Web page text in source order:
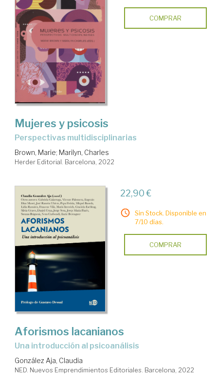
COMPRAR
Mujeres y psicosis
perspectivas multidisciplinarias
Brown, Marie; Marilyn, Charles
Herder Editorial. Barcelona, 2022
22,90 €
Sin Stock. Disponible en
7/10 días.
COMPRAR
Aforismos lacanianos
una introducción al psicoanálisis
González Aja, Claudia
NED. Nuevos Emprendimientos Editoriales. Barcelona, 2022